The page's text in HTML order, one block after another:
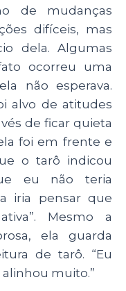
de mudanças
difíceis, mas
dela. Algumas
ocorreu uma
não esperava.
alvo de atitudes
de ficar quieta
foi em frente e
o tarô indicou
eu não teria
iria pensar que
Mesmo a
ela guarda
de tarô. “Eu
muito.”